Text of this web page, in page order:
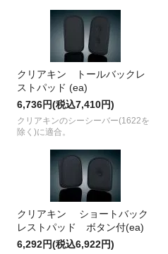
クリアキン トールバックレ
ストパッド (ea)
6,736円(税込7,410円)
クリアキンのシーシーバー(1622を
除く)に適合。
クリアキン ショートバック
レストパッド ボタン付(ea)
6,292円(税込6,922円)